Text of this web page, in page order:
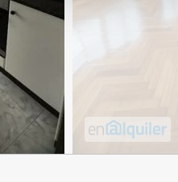
el contenido y los
información sobre
y análisis web,
o que hayan